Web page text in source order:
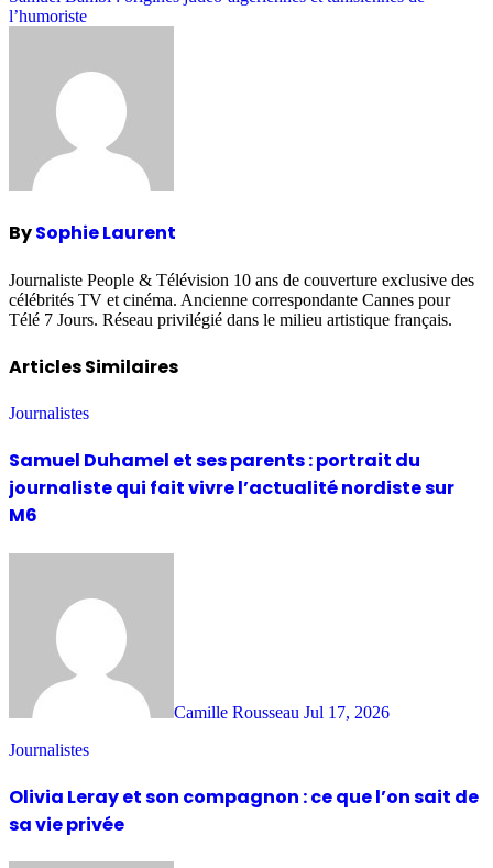
navigation
l’humoriste
BySophie Laurent
Journaliste People & Télévision 10 ans de couverture exclusive des
célébrités TV et cinéma. Ancienne correspondante Cannes pour
Télé 7 Jours. Réseau privilégié dans le milieu artistique français.
Articles Similaires
Journalistes
Samuel Duhamel et ses parents : portrait du
journaliste qui fait vivre l’actualité nordiste sur
M6
Camille Rousseau Jul 17, 2026
Journalistes
Olivia Leray et son compagnon : ce que l’on sait de
sa vie privée